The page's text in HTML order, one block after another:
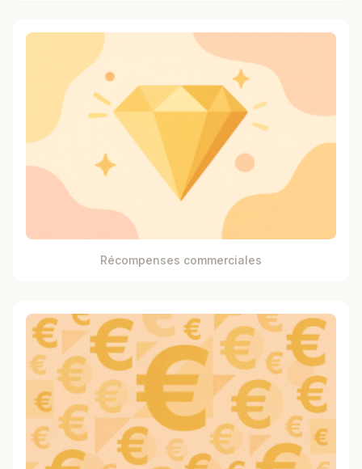
Récompenses commerciales